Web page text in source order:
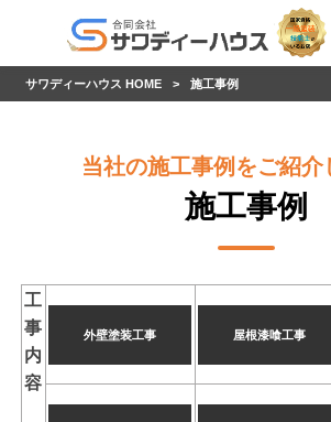
サワディーハウス HOME > 施工事例
当社の施工事例をご紹介
施工事例
工
事
内
容
外壁塗装工事 屋根漆喰工事